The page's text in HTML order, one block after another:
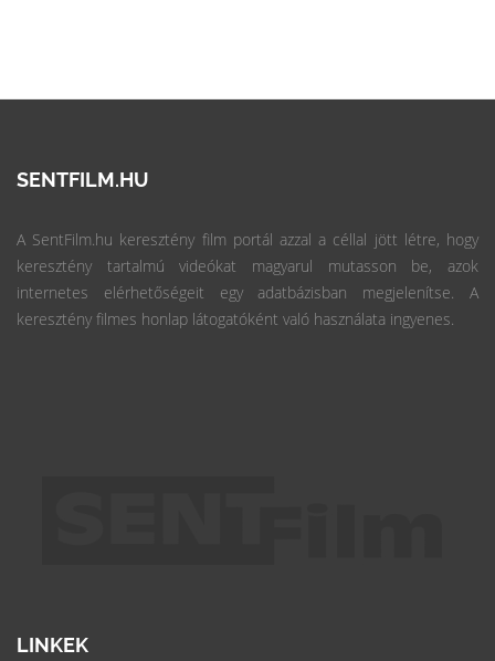
SENTFILM.HU
A SentFilm.hu keresztény film portál azzal a céllal jött létre, hogy
keresztény tartalmú videókat magyarul mutasson be, azok
internetes elérhetőségeit egy adatbázisban megjelenítse. A
keresztény filmes honlap látogatóként való használata ingyenes.
LINKEK